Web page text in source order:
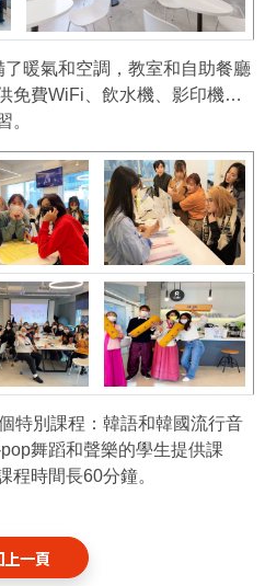
暖氣和空調，教室和自助餐廳
免費WiFi、飲水機、影印機…
。
特別課程：韓語和韓國流行音
舞蹈和聲樂的學生提供課
程時間長60分鐘。
上一頁